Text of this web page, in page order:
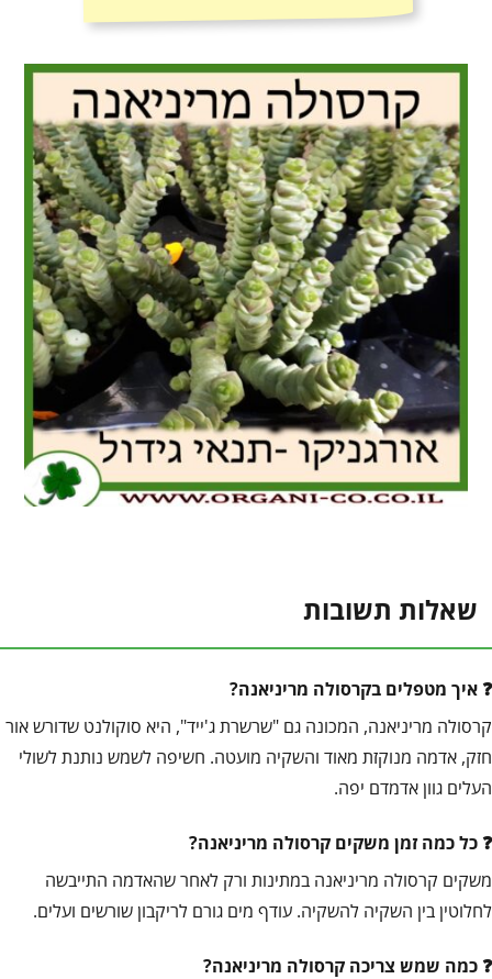
שאלות תשובות
איך מטפלים בקרסולה מריניאנה?
קרסולה מריניאנה, המכונה גם "שרשרת ג'ייד", היא סוקולנט שדורש אור
חזק, אדמה מנוקזת מאוד והשקיה מועטה. חשיפה לשמש נותנת לשולי
העלים גוון אדמדם יפה.
כל כמה זמן משקים קרסולה מריניאנה?
משקים קרסולה מריניאנה במתינות ורק לאחר שהאדמה התייבשה
לחלוטין בין השקיה להשקיה. עודף מים גורם לריקבון שורשים ועלים.
כמה שמש צריכה קרסולה מריניאנה?